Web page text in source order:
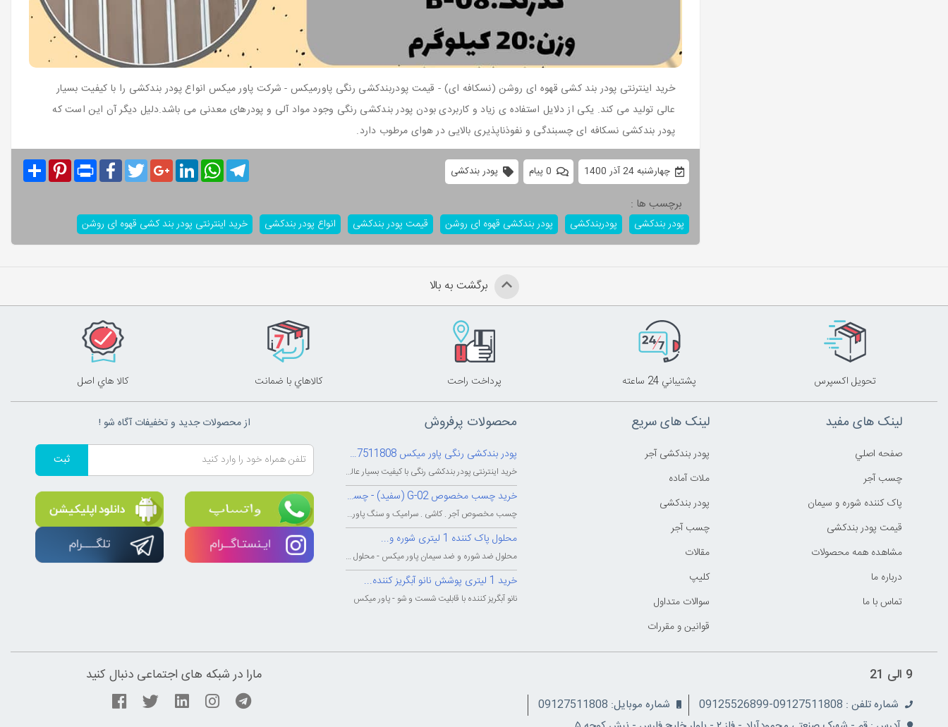
خرید اینترنتی پودر بند کشی قهوه ای روشن (نسکافه ای) - قیمت پودربندکشی رنگی پاورمیکس - شرکت پاور میکس انواع پودر بندکشی را با کیفیت بسیار
عالی تولید می کند. یکی از دلایل استفاده ی زیاد و کاربردی بودن پودر بندکشی رنگی وجود مواد آلی و پودرهای معدنی می باشد.دلیل دیگر آن این است که
پودر بندکشی نسکافه ای چسبندگی و نفوذناپذیری بالایی در هوای مرطوب دارد.
SharePinterest Print
FacebookTwitterGoogle+LinkedInWhatsAppTelegram چهارشنبه 24 آذر 1400 0 پیام پودر بندکشی
برچسب ها :
پودر بندکشی پودربندکشی پودر بندکشی قهوه ای روشن قیمت پودر بندکشی انواع پودر بندکشی خرید اینترنتی پودر بند کشی قهوه ای روشن
برگشت به بالا
تحويل اکسپرس پشتيباني 24 ساعته پرداخت راحت کالاهاي با ضمانت کالا هاي اصل
لینک های مفید
صفحه اصلي
چسب آجر
پاک کننده شوره و سیمان
قیمت پودر بندکشی
مشاهده همه محصولات
درباره ما
تماس با ما
لینک های سریع
پودر بندکشی آجر
ملات آماده
پودر بندکشی
چسب آجر
مقالات
کليپ
سوالات متداول
قوانين و مقررات
محصولات پرفروش
پودر بندکشی رنگی پاور میکس 09127511808
خرید اینترنتی پودر بندکشی رنگی با کیفیت بسیار عالی - شرکت بزرگ پاور میکس...
خرید چسب مخصوص G-02 (سفید) - چسب...
چسب مخصوص آجر . کاشی . سرامیک و سنگ پاور میکس - چسب پودری پاورمیکس - چسب...
محلول پاک کننده 1 لیتری شوره و...
محلول ضد شوره و ضد سیمان پاور میکس - محلول پاک کننده و شوینده شوره و سیمان...
خرید 1 لیتری پوشش نانو آبگریز کننده...
نانو آبگریز کننده با قابلیت شست و شو - پاور میکس
از محصولات جدید و تخفیفات آگاه شو !
ثبت
9 الی 21
شماره تلفن : 09127511808-09125526899
شماره موبایل: 09127511808
مارا در شبکه های اجتماعی دنبال کنید